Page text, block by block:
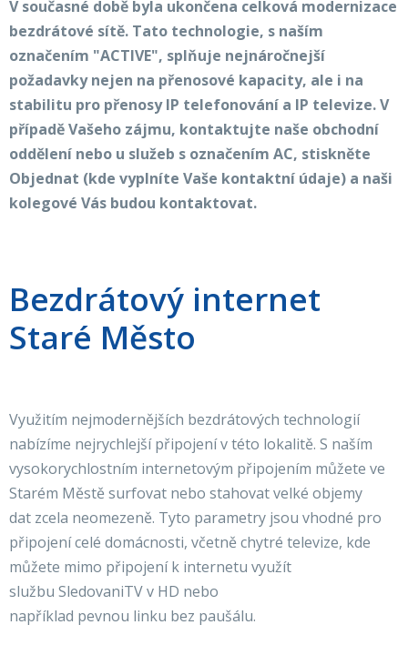
V současné době byla ukončena celková modernizace
bezdrátové sítě. Tato technologie, s naším
označením "ACTIVE", splňuje nejnáročnejší
požadavky nejen na přenosové kapacity, ale i na
stabilitu pro přenosy IP telefonování a IP televize. V
případě Vašeho zájmu, kontaktujte naše obchodní
oddělení nebo u služeb s označením AC, stiskněte
Objednat (kde vyplníte Vaše kontaktní údaje) a naši
kolegové Vás budou kontaktovat.
Bezdrátový internet
Staré Město
Využitím nejmodernějších bezdrátových technologií
nabízíme nejrychlejší připojení v této lokalitě. S naším
vysokorychlostním internetovým připojením můžete ve
Starém Městě surfovat nebo stahovat velké objemy
dat zcela neomezeně. Tyto parametry jsou vhodné pro
připojení celé domácnosti, včetně chytré televize, kde
můžete mimo připojení k internetu využít
službu SledovaniTV v HD nebo
například pevnou linku bez paušálu.